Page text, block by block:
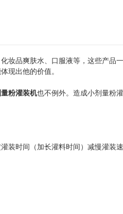
品爽肤水、口服液等，这些产品
现出他的价值。
粉灌装机也不例外。造成小剂量粉
时间（加长灌料时间）减慢灌装速